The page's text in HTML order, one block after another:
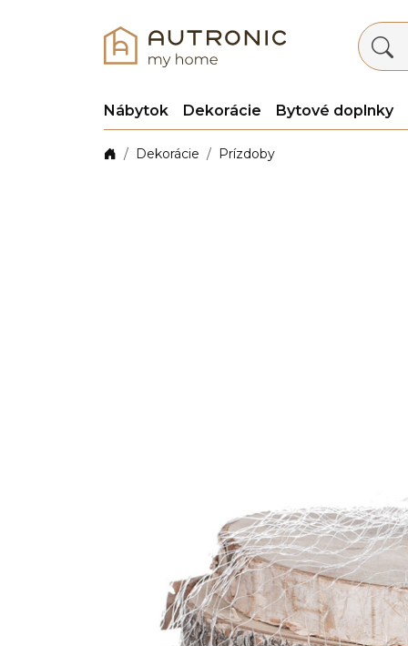
Nábytok Dekorácie Bytové doplnky
Dekorácie Prízdoby